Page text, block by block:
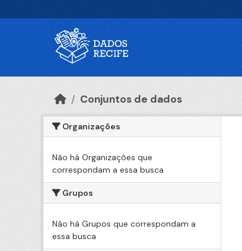
Conjuntos de dados
Organizações
Não há Organizações que
correspondam a essa busca
Grupos
Não há Grupos que correspondam a
essa busca